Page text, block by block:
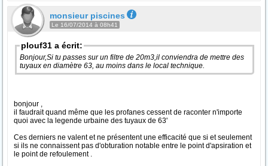
monsieur piscines
Le 16/07/2014 à 08h41
plouf31 a écrit:
Bonjour,Si tu passes sur un filtre de 20m3,il conviendra de mettre des
tuyaux en diamètre 63, au moins dans le local technique.
bonjour ,
il faudrait quand même que les profanes cessent de raconter n'importe
quoi avec la legende urbaine des tuyaux de 63'
Ces derniers ne valent et ne présentent une efficacité que si et seulement
si ils ne connaissent pas d'obturation notable entre le point d'apsiration et
le point de refoulement .